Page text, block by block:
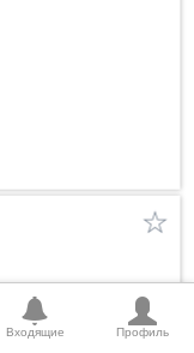
2026)
Входящие Профиль